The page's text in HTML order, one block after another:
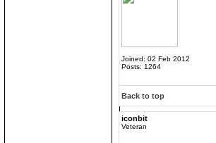
Joined: 02 Feb 2012
Posts: 1264
Back to top
iconbit
Veteran